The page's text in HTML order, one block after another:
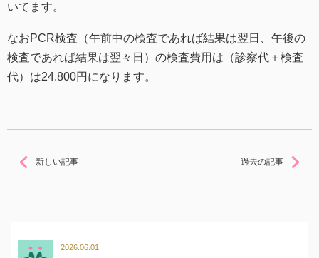
いてます。
なおPCR検査（午前中の検査であれば結果は翌日、午後の
検査であれば結果は翌々日）の検査費用は（診察代＋検査
代）は24.800円になります。
新しい記事 過去の記事
2026.06.01